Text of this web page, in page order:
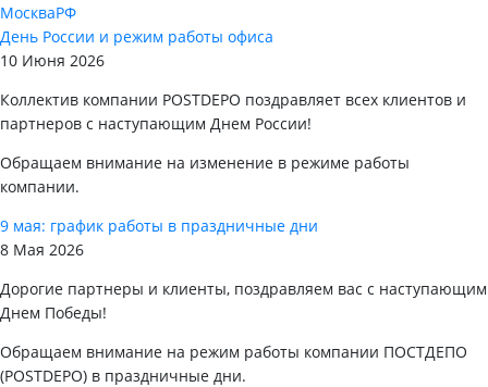
МоскваРФ
День России и режим работы офиса
10 Июня 2026
Коллектив компании POSTDEPO поздравляет всех клиентов и
партнеров с наступающим Днем России!
Обращаем внимание на изменение в режиме работы
компании.
9 мая: график работы в праздничные дни
8 Мая 2026
Дорогие партнеры и клиенты, поздравляем вас с наступающим
Днем Победы!
Обращаем внимание на режим работы компании ПОСТДЕПО
(POSTDEPO) в праздничные дни.